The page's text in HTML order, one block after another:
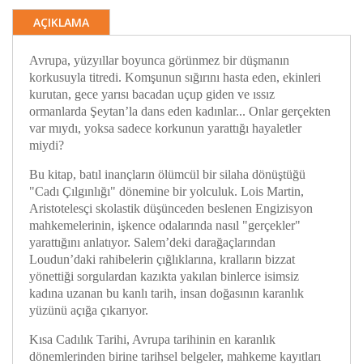
AÇIKLAMA
Avrupa, yüzyıllar boyunca görünmez bir düşmanın
korkusuyla titredi. Komşunun sığırını hasta eden, ekinleri
kurutan, gece yarısı bacadan uçup giden ve ıssız
ormanlarda Şeytan’la dans eden kadınlar... Onlar gerçekten
var mıydı, yoksa sadece korkunun yarattığı hayaletler
miydi?
Bu kitap, batıl inançların ölümcül bir silaha dönüştüğü
"Cadı Çılgınlığı" dönemine bir yolculuk. Lois Martin,
Aristotelesçi skolastik düşünceden beslenen Engizisyon
mahkemelerinin, işkence odalarında nasıl "gerçekler"
yarattığını anlatıyor. Salem’deki darağaçlarından
Loudun’daki rahibelerin çığlıklarına, kralların bizzat
yönettiği sorgulardan kazıkta yakılan binlerce isimsiz
kadına uzanan bu kanlı tarih, insan doğasının karanlık
yüzünü açığa çıkarıyor.
Kısa Cadılık Tarihi, Avrupa tarihinin en karanlık
dönemlerinden birine tarihsel belgeler, mahkeme kayıtları